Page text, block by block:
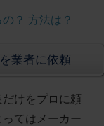
？ 方法は？
業者に依頼
けをプロに頼
てはメーカー